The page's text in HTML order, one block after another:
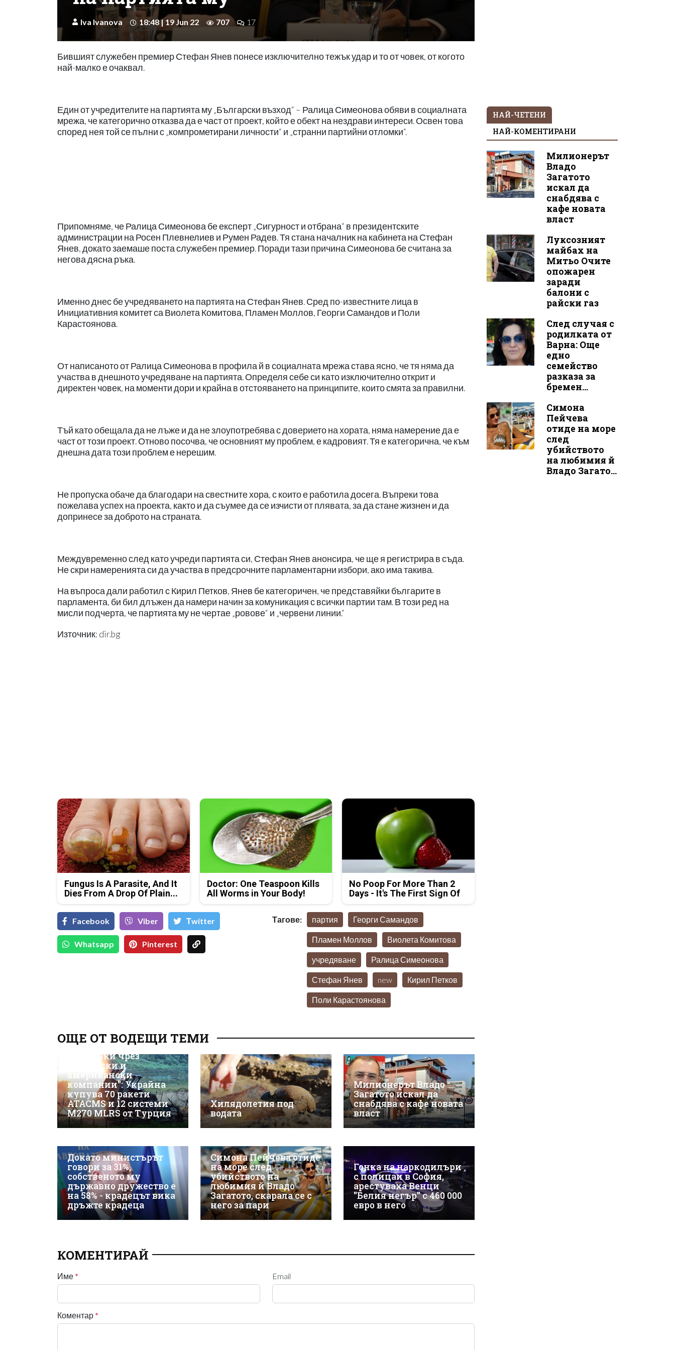
Iva Ivanova 18:48 | 19 Jun 22 707 17
Бившият служебен премиер Стефан Янев понесе изключително тежък удар и то от човек, от когото
най-малко е очаквал.
Един от учредителите на партията му „Български възход“ – Ралица Симеонова обяви в социалната
мрежа, че категорично отказва да е част от проект, който е обект на нездрави интереси. Освен това
според нея той се пълни с „компрометирани личности“ и „странни партийни отломки“.
Припомняме, че Ралица Симеонова бе експерт „Сигурност и отбрана“ в президентските
администрации на Росен Плевнелиев и Румен Радев. Тя стана началник на кабинета на Стефан
Янев, докато заемаше поста служебен премиер. Поради тази причина Симеонова бе считана за
негова дясна ръка.
Именно днес бе учредяването на партията на Стефан Янев. Сред по-известните лица в
Инициативния комитет са Виолета Комитова, Пламен Моллов, Георги Самандов и Поли
Карастоянова.
От написаното от Ралица Симеонова в профила й в социалната мрежа става ясно, че тя няма да
участва в днешното учредяване на партията. Определя себе си като изключително открит и
директен човек, на моменти дори и крайна в отстояването на принципите, които смята за правилни.
Тъй като обещала да не лъже и да не злоупотребява с доверието на хората, няма намерение да е
част от този проект. Отново посочва, че основният му проблем, е кадровият. Тя е категорична, че към
днешна дата този проблем е нерешим.
Не пропуска обаче да благодари на свестните хора, с които е работила досега. Въпреки това
пожелава успех на проекта, както и да съумее да се изчисти от плявата, за да стане жизнен и да
допринесе за доброто на страната.
Междувременно след като учреди партията си, Стефан Янев анонсира, че ще я регистрира в съда.
Не скри намеренията си да участва в предсрочните парламентарни избори, ако има такива.
На въпроса дали работил с Кирил Петков, Янев бе категоричен, че представяйки българите в
парламента, би бил длъжен да намери начин за комуникация с всички партии там. В този ред на
мисли подчерта, че партията му не чертае „ровове“ и „червени линии.“
Източник: dir.bg
Fungus Is A Parasite, And It
Dies From A Drop Of Plain...
Doctor: One Teaspoon Kills
All Worms in Your Body!
No Poop For More Than 2
Days - It's The First Sign Of
Facebook Viber Тwitter
Whatsapp Pinterest
Тагове: партия Георги Самандов
Пламен Моллов Виолета Комитова
учредяване Ралица Симеонова
Стефан Янев new Кирил Петков
Поли Карастоянова
ОЩЕ ОТ ВОДЕЩИ ТЕМИ
"Доставки чрез
български и
американски
компании": Украйна
купува 70 ракети
ATACMS и 12 системи
M270 MLRS от Турция
Хилядолетия под
водата
Милионерът Владо
Загатото искал да
снабдява с кафе новата
власт
Докато министърът
говори за 31%,
собственото му
държавно дружество е
на 58% - крадецът вика
дръжте крадеца
Симона Пейчева отиде
на море след
убийството на
любимия й Владо
Загатото, скарала се с
него за пари
Гонка на наркодилъри
с полицаи в София,
арестуваха Венци
"Белия негър" с 460 000
евро в него
КОМЕНТИРАЙ
Име * Email
Коментар *
НАЙ-ЧЕТЕНИ
НАЙ-КОМЕНТИРАНИ
Милионерът
Владо
Загатото
искал да
снабдява с
кафе новата
власт
Луксозният
майбах на
Митьо Очите
опожарен
заради
балони с
райски газ
След случая с
родилката от
Варна: Още
едно
семейство
разказа за
бремен...
Симона
Пейчева
отиде на море
след
убийството
на любимия й
Владо Загато...